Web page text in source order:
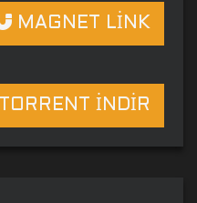
MAGNET LİNK
TORRENT İNDİR